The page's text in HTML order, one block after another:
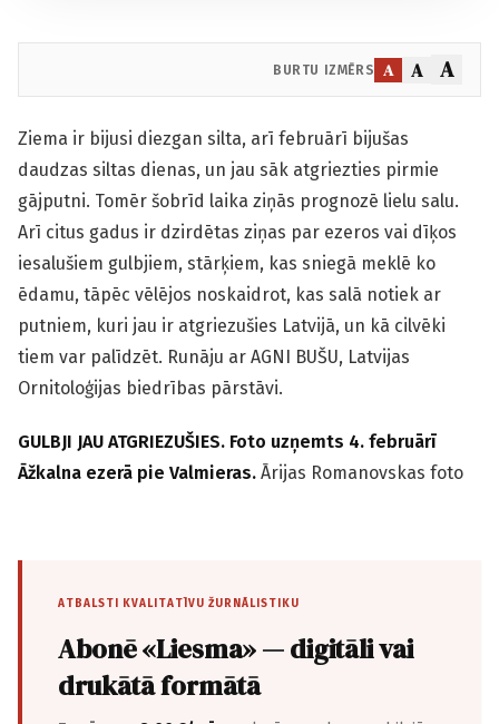
BURTU IZMĒRS A A A
Ziema ir bijusi diezgan silta, arī februārī bijušas
daudzas siltas dienas, un jau sāk atgriezties pirmie
gājputni. Tomēr šobrīd laika ziņās prognozē lielu salu.
Arī citus gadus ir dzirdētas ziņas par ezeros vai dīķos
iesalušiem gulbjiem, stārķiem, kas sniegā meklē ko
ēdamu, tāpēc vēlējos noskaidrot, kas salā notiek ar
putniem, kuri jau ir atgriezušies Latvijā, un kā cilvēki
tiem var palīdzēt. Runāju ar AGNI BUŠU, Latvijas
Ornitoloģijas biedrības pārstāvi.
GULBJI JAU ATGRIEZUŠIES. Foto uzņemts 4. februārī
Āžkalna ezerā pie Valmieras. Ārijas Romanovskas foto
ATBALSTI KVALITATĪVU ŽURNĀLISTIKU
Abonē «Liesma» — digitāli vai
drukātā formātā